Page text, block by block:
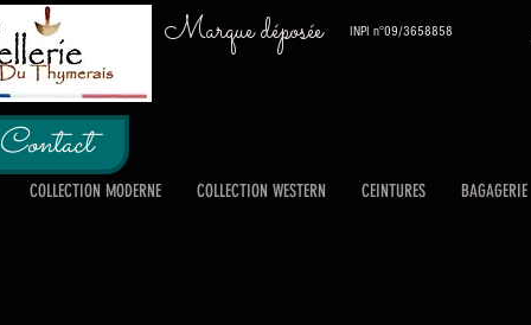
Marque déposée INPI n°09/3658858
Contact
COLLECTION MODERNE COLLECTION WESTERN CEINTURES BAGAGERIE